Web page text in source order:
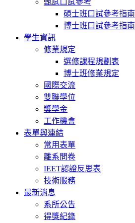
碩士班口試參考指南
博士班口試參考指南
學生資訊
修業規定
選修課程規劃表
博士班修業規定
國際交流
雙聯學位
獎學金
工作機會
表單與連結
常用表單
離系問卷
IEET認證反思表
技術服務
最新消息
系所公告
得獎紀錄